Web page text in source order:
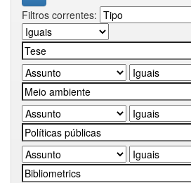
Filtros correntes: